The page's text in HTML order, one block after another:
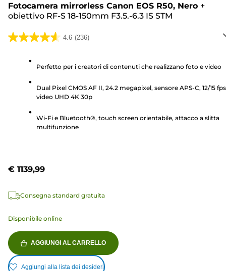
Fotocamera mirrorless Canon EOS R50, Nero +
obiettivo RF-S 18-150mm F3.5.-6.3 IS STM
4.6 (236)
4.6
stelle.
Perfetto per i creatori di contenuti che realizzano foto e video
Dual Pixel CMOS AF II, 24.2 megapixel, sensore APS-C, 12/15
video UHD 4K 30p
Wi-Fi e Bluetooth®, touch screen orientabile, attacco a slitta
multifunzione
€ 1139,99
Consegna standard gratuita
Disponibile online
AGGIUNGI AL CARRELLO
Aggiungi alla lista dei desideri